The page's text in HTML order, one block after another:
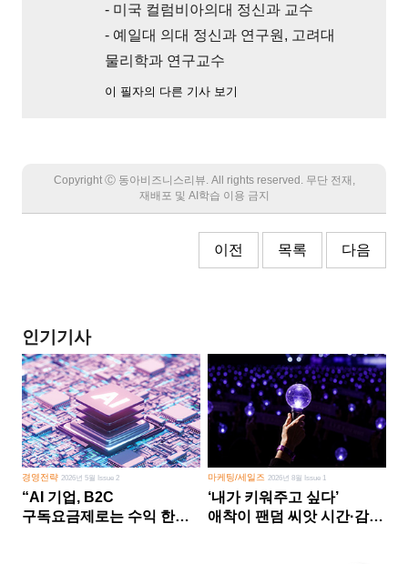
- 미국 컬럼비아의대 정신과 교수
- 예일대 의대 정신과 연구원, 고려대
물리학과 연구교수
이 필자의 다른 기사 보기
Copyright Ⓒ 동아비즈니스리뷰. All rights reserved. 무단 전재,
재배포 및 AI학습 이용 금지
이전 목록 다음
인기기사
경영전략 2026년 5월 Issue 2
“AI 기업, B2C
구독요금제로는 수익 한계
마케팅/세일즈 2026년 8월 Issue 1
‘내가 키워주고 싶다’
애착이 팬덤 씨앗 시간·감정